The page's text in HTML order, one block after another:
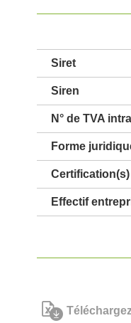
Siret
Siren
N° de TVA
Forme
Certification(s)
Effectif